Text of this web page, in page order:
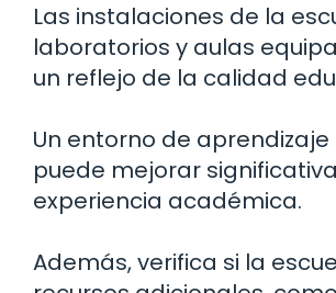
Las instalaciones de la
laboratorios y aulas
un reflejo de la calidad
Un entorno de
puede mejorar
experiencia académica.
Además, verifica si la